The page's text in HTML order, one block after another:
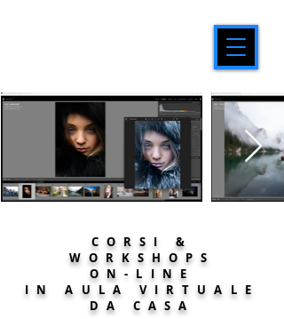
CORSI &
WORKSHOPS
ON-LINE
IN AULA VIRTUALE
DA CASA